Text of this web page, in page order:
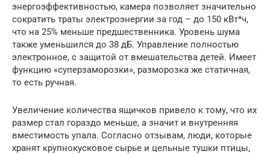
энергоэффективностью, камера позволяет значительно
сократить траты электроэнергии за год – до 150 кВт*ч,
что на 25% меньше предшественника. Уровень шума
также уменьшился до 38 дБ. Управление полностью
электронное, с защитой от вмешательства детей. Имеет
функцию «суперзаморозки», разморозка же статичная,
то есть ручная.
Увеличение количества ящичков привело к тому, что их
размер стал гораздо меньше, а значит и внутренняя
вместимость упала. Согласно отзывам, люди, которые
хранят крупнокусковое сырье и цельные тушки птицы,